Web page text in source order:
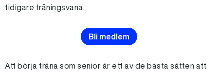
tidigare träningsvana.
Bli medlem
Att börja träna som senior är ett av de bästa sätten att